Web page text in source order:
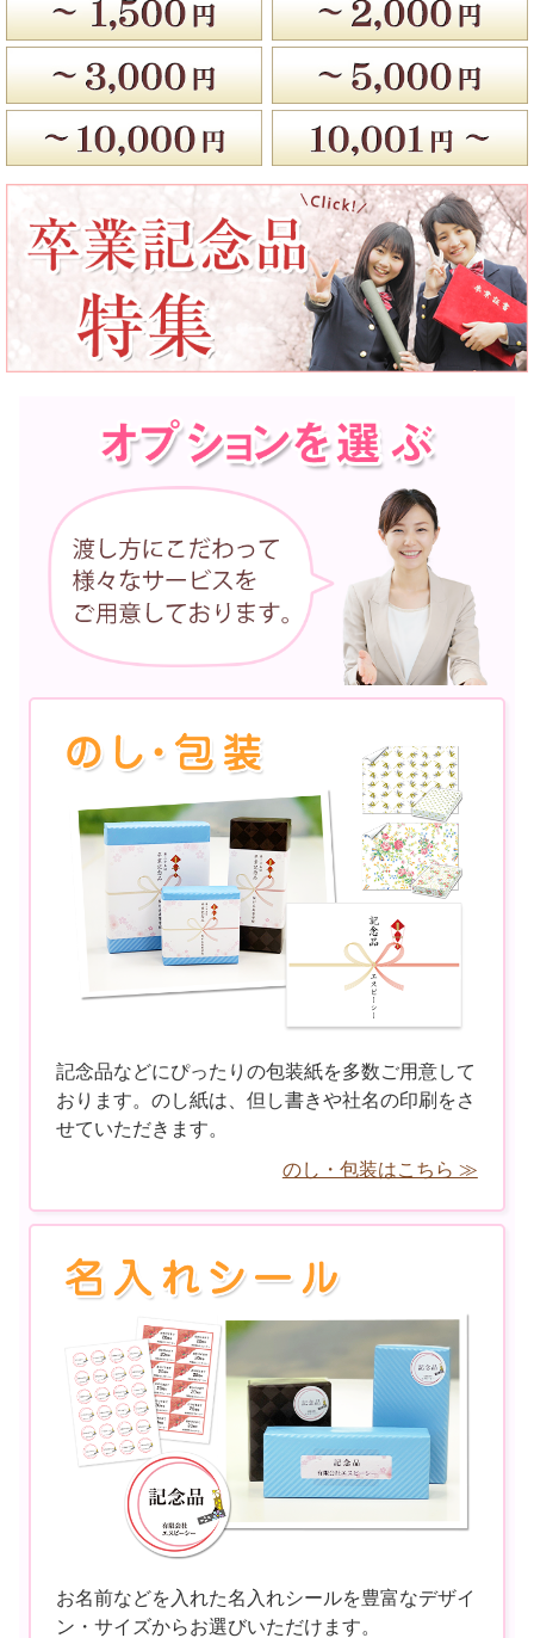
記念品などにぴったりの包装紙を多数ご用意して
おります。のし紙は、但し書きや社名の印刷をさ
せていただきます。
のし・包装はこちら ≫
お名前などを入れた名入れシールを豊富なデザイ
ン・サイズからお選びいただけます。